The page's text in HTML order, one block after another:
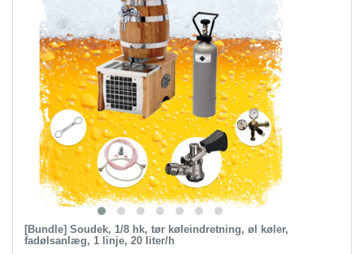
[Bundle] Soudek, 1/8 hk, tør køleindretning, øl køler,
fadølsanlæg, 1 linje, 20 liter/h